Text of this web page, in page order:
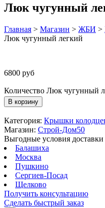
Люк чугунный
Главная > Магазин > ЖБИ >
Люк чугунный легкий
6800 руб
Количество Люк чугунный
В корзину
Категория: Крышки
Магазин: Строй-Дом50
Выгодные условия доставки
Балашиха
Москва
Пушкино
Сергиев-Посад
Щелково
Получить консультацию
Сделать быстрый заказ